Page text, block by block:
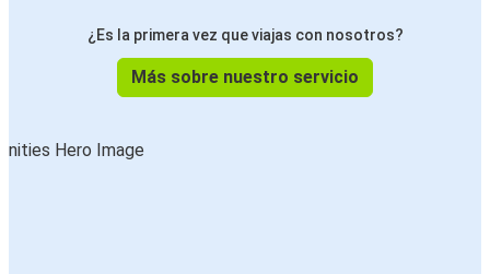
¿Es la primera vez que viajas con nosotros?
Más sobre nuestro servicio